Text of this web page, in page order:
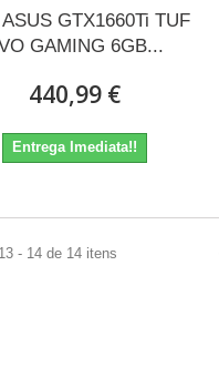
GTX1660Ti TUF
GAMING 6GB...
440,99 €
Entrega Imediata!!
- 14 de 14 itens